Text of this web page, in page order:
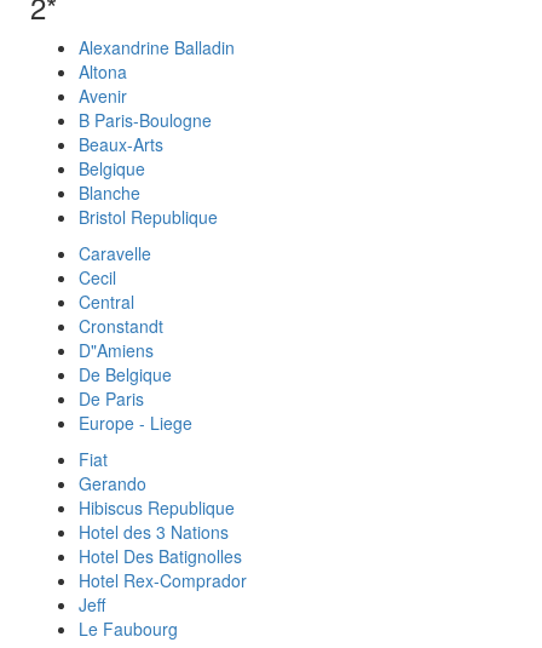
Alexandrine Balladin
Altona
Avenir
B Paris-Boulogne
Beaux-Arts
Belgique
Blanche
Bristol Republique
Caravelle
Cecil
Central
Cronstandt
D"Amiens
De Belgique
De Paris
Europe - Liege
Fiat
Gerando
Hibiscus Republique
Hotel des 3 Nations
Hotel Des Batignolles
Hotel Rex-Comprador
Jeff
Le Faubourg